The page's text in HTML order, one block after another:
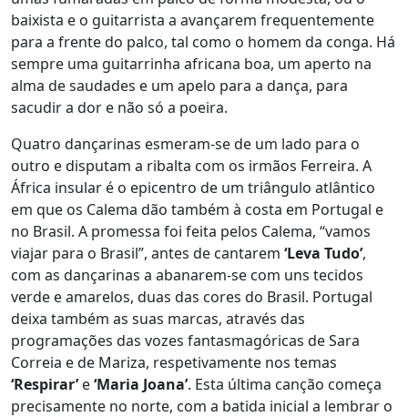
baixista e o guitarrista a avançarem frequentemente
para a frente do palco, tal como o homem da conga. Há
sempre uma guitarrinha africana boa, um aperto na
alma de saudades e um apelo para a dança, para
sacudir a dor e não só a poeira.
Quatro dançarinas esmeram-se de um lado para o
outro e disputam a ribalta com os irmãos Ferreira. A
África insular é o epicentro de um triângulo atlântico
em que os Calema dão também à costa em Portugal e
no Brasil. A promessa foi feita pelos Calema, “vamos
viajar para o Brasil”, antes de cantarem ‘Leva Tudo’,
com as dançarinas a abanarem-se com uns tecidos
verde e amarelos, duas das cores do Brasil. Portugal
deixa também as suas marcas, através das
programações das vozes fantasmagóricas de Sara
Correia e de Mariza, respetivamente nos temas
‘Respirar’e‘Maria Joana’. Esta última canção começa
precisamente no norte, com a batida inicial a lembrar o